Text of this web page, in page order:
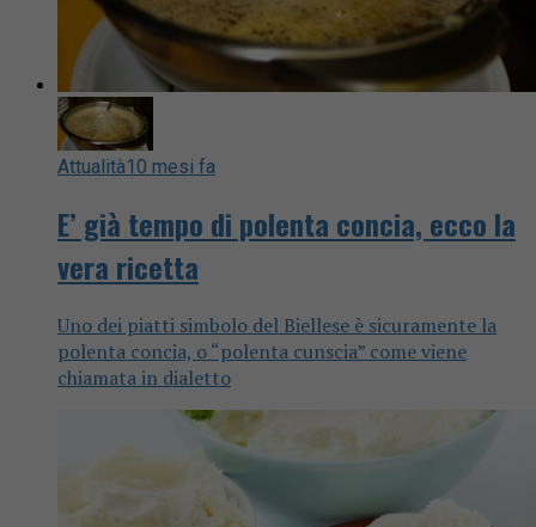
Attualità10 mesi fa
E’ già tempo di polenta concia, ecco la
vera ricetta
Uno dei piatti simbolo del Biellese è sicuramente la
polenta concia, o “polenta cunscia” come viene
chiamata in dialetto